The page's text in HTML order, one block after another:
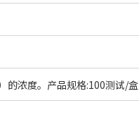
的浓度。产品规格:100测试/盒